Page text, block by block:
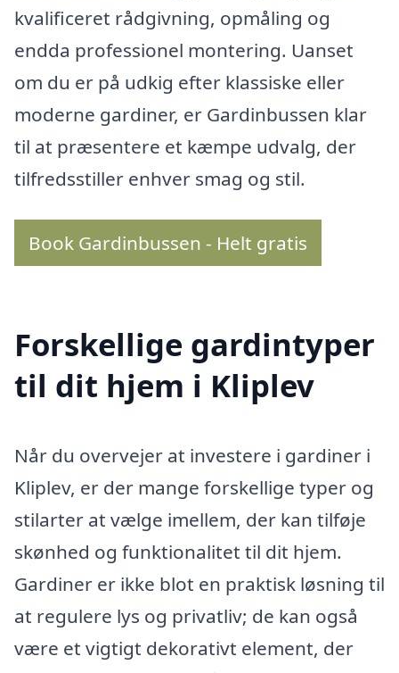
kvalificeret rådgivning, opmåling og
endda professionel montering. Uanset
om du er på udkig efter klassiske eller
moderne gardiner, er Gardinbussen klar
til at præsentere et kæmpe udvalg, der
tilfredsstiller enhver smag og stil.
Book Gardinbussen - Helt gratis
Forskellige gardintyper
til dit hjem i Kliplev
Når du overvejer at investere i gardiner i
Kliplev, er der mange forskellige typer og
stilarter at vælge imellem, der kan tilføje
skønhed og funktionalitet til dit hjem.
Gardiner er ikke blot en praktisk løsning til
at regulere lys og privatliv; de kan også
være et vigtigt dekorativt element, der